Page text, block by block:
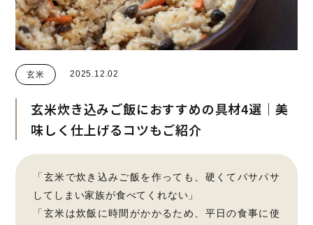
玄米 2025.12.02
玄米炊き込みご飯におすすめの具材4選｜美
味しく仕上げるコツもご紹介
「玄米で炊き込みご飯を作っても、硬くてパサパサ
してしまい家族が食べてくれない」
「玄米は炊飯に時間がかかるため、平日の食事に使